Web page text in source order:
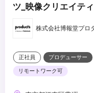
ツ_映像クリエイテ
株式会社博報堂プロ
正社員 プロデューサー
リモートワーク可